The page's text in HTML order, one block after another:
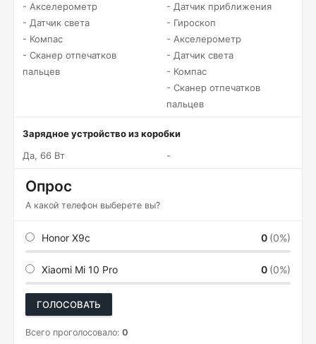
- Акселерометр
- Датчик света
- Компас
- Сканер отпечатков
пальцев
- Датчик приближения
- Гироскоп
- Акселерометр
- Датчик света
- Компас
- Сканер отпечатков
пальцев
Зарядное устройство из коробки
Да, 66 Вт
-
Опрос
А какой телефон выберете вы?
Honor X9c 0 (0%)
Xiaomi Mi 10 Pro 0 (0%)
ГОЛОСОВАТЬ
Всего проголосовало: 0